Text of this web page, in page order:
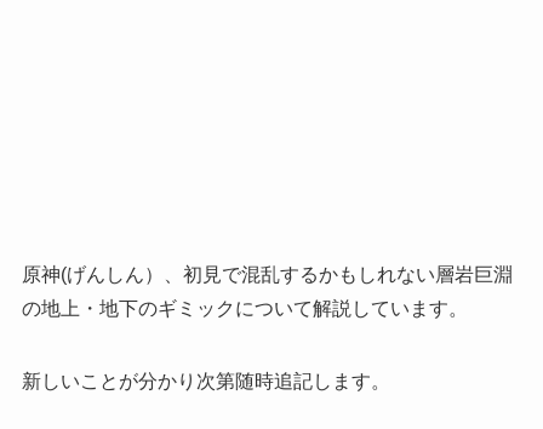
原神(げんしん）、初見で混乱するかもしれない層岩巨淵
の地上・地下のギミックについて解説しています。
新しいことが分かり次第随時追記します。